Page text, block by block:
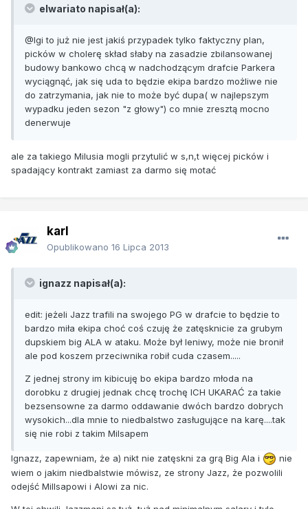
elwariato napisał(a):
@Igi to już nie jest jakiś przypadek tylko faktyczny plan,
picków w cholerę skład słaby na zasadzie zbilansowanej
budowy bankowo chcą w nadchodzącym drafcie Parkera
wyciągnąć, jak się uda to będzie ekipa bardzo możliwe nie
do zatrzymania, jak nie to może być dupa( w najlepszym
wypadku jeden sezon "z głowy") co mnie zresztą mocno
denerwuje
ale za takiego Milusia mogli przytulić w s,n,t więcej picków i
spadający kontrakt zamiast za darmo się motać
karl
Opublikowano 16 Lipca 2013
ignazz napisał(a):
edit: jeżeli Jazz trafili na swojego PG w drafcie to będzie to
bardzo miła ekipa choć coś czuję że zatęsknicie za grubym
dupskiem big ALA w ataku. Może był leniwy, może nie bronił
ale pod koszem przeciwnika robił cuda czasem.....
Z jednej strony im kibicuję bo ekipa bardzo młoda na
dorobku z drugiej jednak chcę trochę ICH UKARAĆ za takie
bezsensowne za darmo oddawanie dwóch bardzo dobrych
wysokich...dla mnie to niedbalstwo zasługujące na karę....tak
się nie robi z takim Milsapem
Ignazz, zapewniam, że a) nikt nie zatęskni za grą Big Ala i
nie
wiem o jakim niedbalstwie mówisz, ze strony Jazz, że pozwolili
odejść Millsapowi i Alowi za nic.